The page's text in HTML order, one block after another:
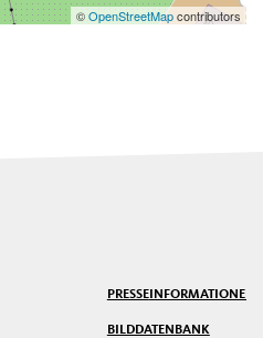
©OpenStreetMapcontributors
PRESSEINFORMATIONEN
BILDDATENBANK